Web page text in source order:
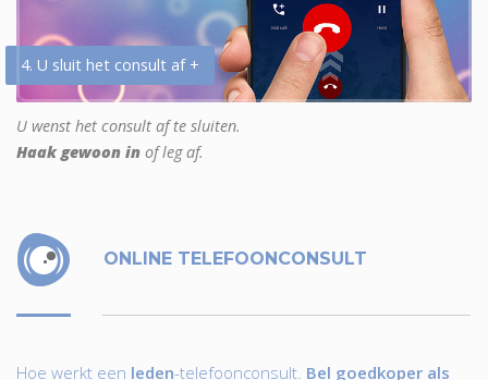
4. U sluit het consult af +
U wenst het consult af te sluiten.
Haak gewoon in of leg af.
ONLINE TELEFOONCONSULT
Hoe werkt een leden-telefoonconsult. Bel goedkoper als